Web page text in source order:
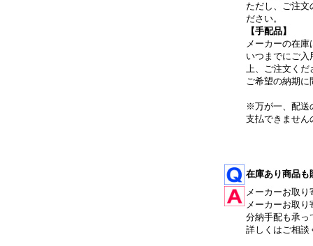
ただし、ご注
ださい。
【手配品】
メーカーの在
いつまでにご
上、ご注文くだ
ご希望の納期
※万が一、配送
支払できません
在庫あり商品も
メーカーお取
メーカーお取
分納手配も承っ
詳しくはご相談